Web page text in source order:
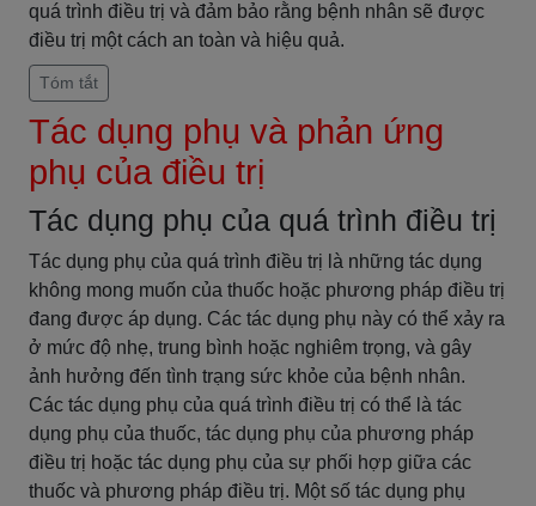
quá trình điều trị và đảm bảo rằng bệnh nhân sẽ được
điều trị một cách an toàn và hiệu quả.
Tóm tắt
Tác dụng phụ và phản ứng
phụ của điều trị
Tác dụng phụ của quá trình điều trị
Tác dụng phụ của quá trình điều trị là những tác dụng
không mong muốn của thuốc hoặc phương pháp điều trị
đang được áp dụng. Các tác dụng phụ này có thể xảy ra
ở mức độ nhẹ, trung bình hoặc nghiêm trọng, và gây
ảnh hưởng đến tình trạng sức khỏe của bệnh nhân.
Các tác dụng phụ của quá trình điều trị có thể là tác
dụng phụ của thuốc, tác dụng phụ của phương pháp
điều trị hoặc tác dụng phụ của sự phối hợp giữa các
thuốc và phương pháp điều trị. Một số tác dụng phụ